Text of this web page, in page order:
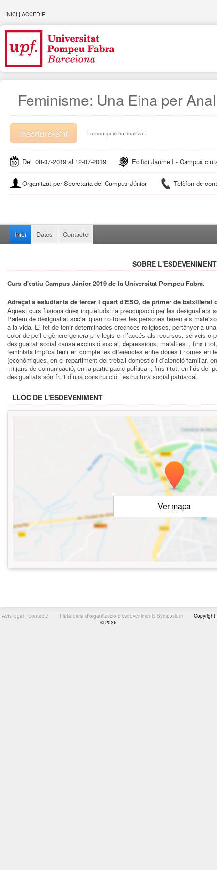
INICI | ACCEDIR
Feminisme: Una Eina per
La inscripció ha finalitzat.
Inscriure-s'hi
Del 08-07-2019 al 12-07-2019 Edifici Jaume I - Campus
Organitzat per Secretaria del Campus Júnior Telèfon de
Inici Dates Contacte
SOBRE L'ESDEVENIMENT
Curs d'estiu Campus Júnior 2019 de la Universitat Pompeu Fabra.
Adreçat a estudiants de tercer i quart d'ESO, de primer de
Aquest curs fusiona dues inquietuds: la preocupació per les desigualtats
Parlem de desigualtat social quan no totes les persones tenen els
a la vida. El fet de tenir determinades creences religioses, pertànyer a
color de pell o gènere genera privilegis en l’accés als recursos, serveis o
desigualtat social causa exclusió social, depressions, malalties i, fins i
feminista implica tenir en compte les diferències entre dones i homes en
(econòmiques, en el repartiment del treball domèstic i d’atenció familiar,
mitjans de comunicació, en la participació política i, fins i tot, en l’ús del
desigualtats són fruit d’una construcció i estructura social patriarcal.
LLOC DE L'ESDEVENIMENT
Ver mapa
Avís legal | Contacte Plataforma d'organització d'esdeveniments Symposium
Copyright
© 2026